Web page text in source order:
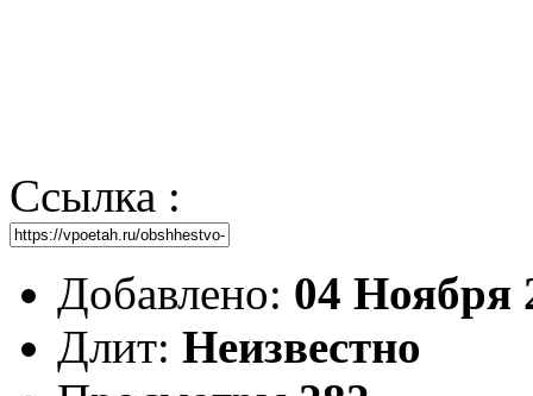
Ссылка :
Добавлено: 04 Ноября
Длит: Неизвестно